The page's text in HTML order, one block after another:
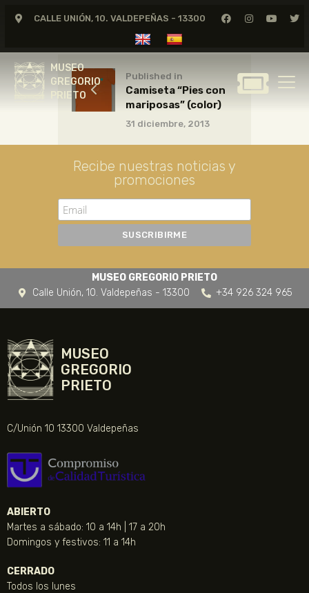
CALLE UNIÓN, 10. VALDEPEÑAS - 13300
MUSEO
GREGORIO
PRIETO
MUSEO
GREGORIO
GREGORIO PRIETO
CERTAMEN DE DIBUJO
FUNDACIÓN
TIENDA
NOTICIAS
Published in
Camiseta “Pies con
mariposas” (color)
31 diciembre, 2013
Recibe nuestras noticias y
promociones
MUSEO GREGORIO PRIETO
Calle Unión, 10. Valdepeñas - 13300
+34 926 324 965
MUSEO
GREGORIO
PRIETO
C/Unión 10 13300 Valdepeñas
ABIERTO
Martes a sábado: 10 a 14h | 17 a 20h
Domingos y festivos: 11 a 14h
CERRADO
Todos los lunes